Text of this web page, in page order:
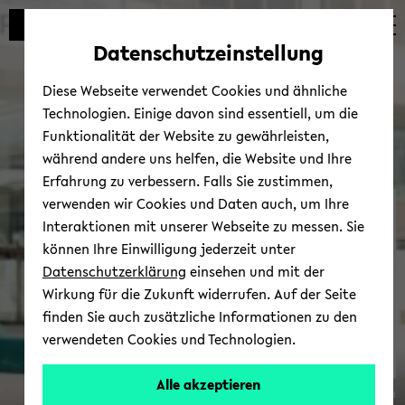
Automatische
vermeiden
zum
wechseln
zum
wechseln
zum
wechseln
Per­so­nal­ent­wick­lungs­pro­
gramm für For­schen­de
und Leh­ren­de (PEP)
zur Ver­an­stal­tungs­über­
© Uni­ver­si­tät Bie­le­feld
Datenschutzeinstellung
Diese Webseite verwendet Cookies und ähnliche
Technologien. Einige davon sind essentiell, um die
Funktionalität der Website zu gewährleisten,
während andere uns helfen, die Website und Ihre
Erfahrung zu verbessern. Falls Sie zustimmen,
verwenden wir Cookies und Daten auch, um Ihre
Interaktionen mit unserer Webseite zu messen. Sie
können Ihre Einwilligung jederzeit unter
Datenschutzerklärung einsehen und mit der
Wirkung für die Zukunft widerrufen. Auf der Seite
finden Sie auch zusätzliche Informationen zu den
verwendeten Cookies und Technologien.
Alle akzeptieren